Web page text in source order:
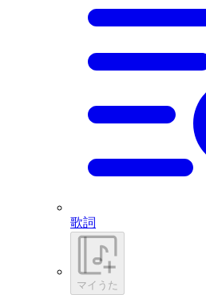
歌詞
マイうた